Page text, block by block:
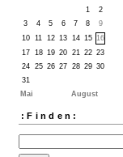
1
2
3
4 5 6 7 8
9
10
11 12 13 14 15
16
17
18 19 20 21 22 23
24
25 26 27 28 29 30
31
Mai
August
:Finden: